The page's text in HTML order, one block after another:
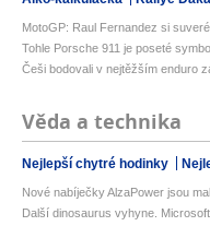
MotoGP: Raul Fernandez si
Tohle Porsche 911 je poseté
Češi bodovali v nejtěžším enduro
Věda a technika
Nejlepší chytré hodinky
Nové nabíječky AlzaPower jsou
Další dinosaurus vyhyne.